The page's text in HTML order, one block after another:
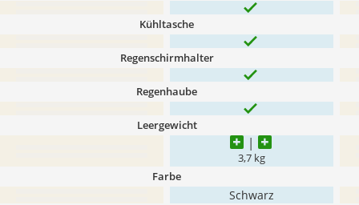
Kühltasche
Regenschirmhalter
Regenhaube
Leergewicht
3,7 kg
Farbe
Schwarz